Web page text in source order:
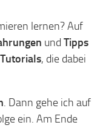
lernen? Auf
und Tipps
Tutorials, die dabei
. Dann gehe ich auf
ein. Am Ende